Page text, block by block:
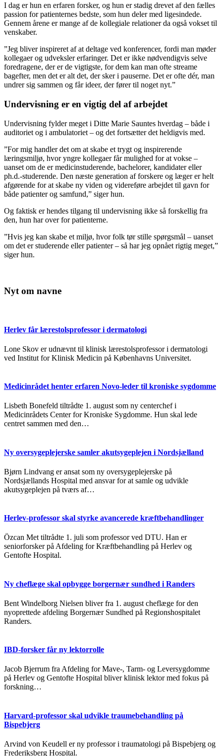
I dag er hun en erfaren forsker, og hun er stadig drevet af den fælles
passion for patienternes bedste, som hun deler med ligesindede.
Gennem årene er mange af de kollegiale relationer da også vokset til
venskaber.
”Jeg bliver inspireret af at deltage ved konferencer, fordi man møder
kollegaer og udveksler erfaringer. Det er ikke nødvendigvis selve
foredragene, der er de vigtigste, for dem kan man ofte streame
bagefter, men det er alt det, der sker i pauserne. Det er ofte dér, man
undrer sig sammen og får ideer, der fører til noget nyt.”
Undervisning er en vigtig del af arbejdet
Undervisning fylder meget i Ditte Marie Sauntes hverdag – både i
auditoriet og i ambulatoriet – og det fortsætter det heldigvis med.
”For mig handler det om at skabe et trygt og inspirerende
læringsmiljø, hvor yngre kollegaer får mulighed for at vokse –
uanset om de er medicinstuderende, bachelorer, kandidater eller
ph.d.-studerende. Den næste generation af forskere og læger er helt
afgørende for at skabe ny viden og videreføre arbejdet til gavn for
både patienter og samfund,” siger hun.
Og faktisk er hendes tilgang til undervisning ikke så forskellig fra
den, hun har over for patienterne.
”Hvis jeg kan skabe et miljø, hvor folk tør stille spørgsmål – uanset
om det er studerende eller patienter – så har jeg opnået rigtig meget,”
siger hun.
Nyt om navne
Herlev får lærestolsprofessor i dermatologi
Lone Skov er udnævnt til klinisk lærestolsprofessor i dermatologi
ved Institut for Klinisk Medicin på Københavns Universitet.
Medicinrådet henter erfaren Novo-leder til kroniske sygdomme
Lisbeth Bonefeld tiltrådte 1. august som ny centerchef i
Medicinrådets Center for Kroniske Sygdomme. Hun skal lede
centret sammen med den…
Ny oversygeplejerske samler akutsygeplejen i Nordsjælland
Bjørn Lindvang er ansat som ny oversygeplejerske på
Nordsjællands Hospital med ansvar for at samle og udvikle
akutsygeplejen på tværs af…
Herlev-professor skal styrke avancerede kræftbehandlinger
Özcan Met tiltrådte 1. juli som professor ved DTU. Han er
seniorforsker på Afdeling for Kræftbehandling på Herlev og
Gentofte Hospital.
Ny cheflæge skal opbygge borgernær sundhed i Randers
Bent Windelborg Nielsen bliver fra 1. august cheflæge for den
nyoprettede afdeling Borgernær Sundhed på Regionshospitalet
Randers.
IBD-forsker får ny lektorrolle
Jacob Bjerrum fra Afdeling for Mave-, Tarm- og Leversygdomme
på Herlev og Gentofte Hospital bliver klinisk lektor med fokus på
forskning…
Harvard-professor skal udvikle traumebehandling på
Bispebjerg
Arvind von Keudell er ny professor i traumatologi på Bispebjerg og
Frederiksberg Hospital.